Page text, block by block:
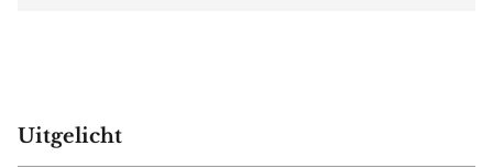
Uitgelicht